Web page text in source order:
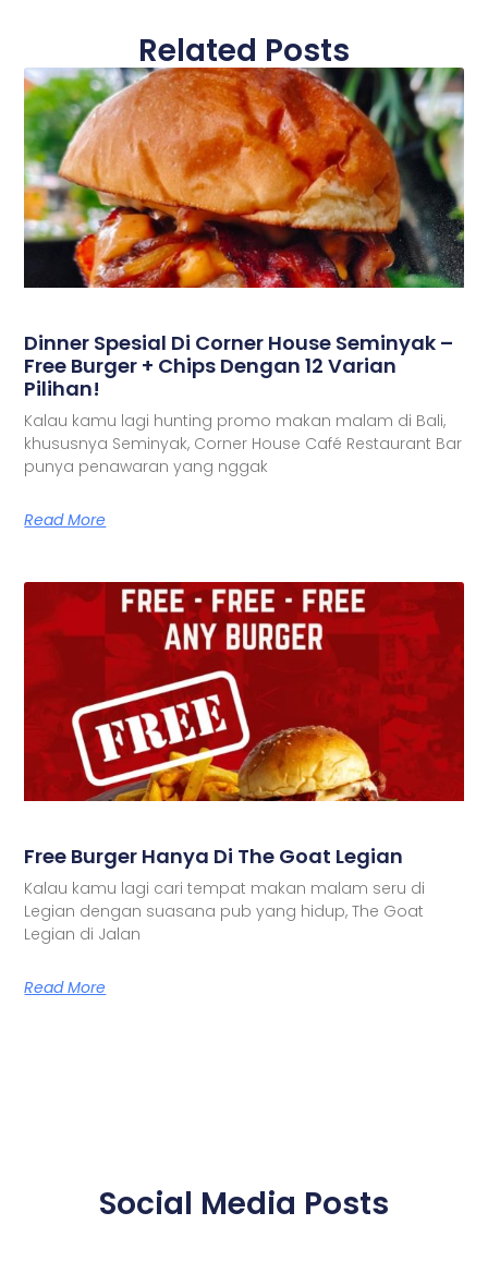
Related Posts
Dinner Spesial Di Corner House Seminyak –
Free Burger + Chips Dengan 12 Varian
Pilihan!
Kalau kamu lagi hunting promo makan malam di Bali,
khususnya Seminyak, Corner House Café Restaurant Bar
punya penawaran yang nggak
Read More
Free Burger Hanya Di The Goat Legian
Kalau kamu lagi cari tempat makan malam seru di
Legian dengan suasana pub yang hidup, The Goat
Legian di Jalan
Read More
Social Media Posts